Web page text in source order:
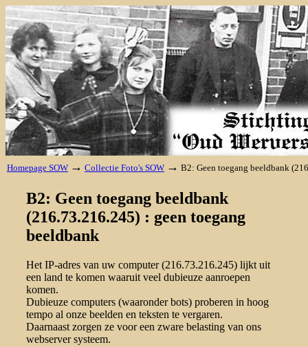
Homepage SOW → Collectie Foto's SOW → B2: Geen toegang beeldbank
B2: Geen toegang beeldbank
(216.73.216.245) : geen toegang
beeldbank
Het IP-adres van uw computer (216.73.216.245) lijkt uit
een land te komen waaruit veel dubieuze aanroepen
komen.
Dubieuze computers (waaronder bots) proberen in hoog
tempo al onze beelden en teksten te vergaren.
Daarnaast zorgen ze voor een zware belasting van ons
webserver systeem.